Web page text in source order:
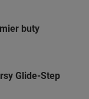
buty
Glide-Step